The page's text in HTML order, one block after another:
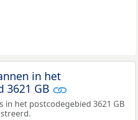
in het
3621 GB
in het postcodegebied 3621 GB